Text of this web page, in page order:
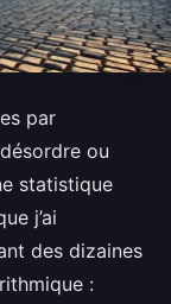
par
ou
statistique
j’ai
des dizaines
: